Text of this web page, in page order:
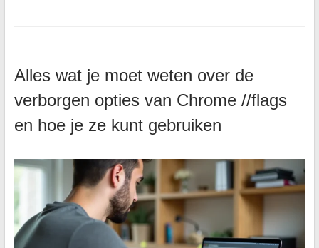
Alles wat je moet weten over de
verborgen opties van Chrome //flags
en hoe je ze kunt gebruiken